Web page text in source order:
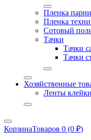
Пленка
Пленка
Сотовый
Тачки
Тачки
Тачки
Хозяйственные
Ленты
КорзинаТоваров 0 (0 ₽)